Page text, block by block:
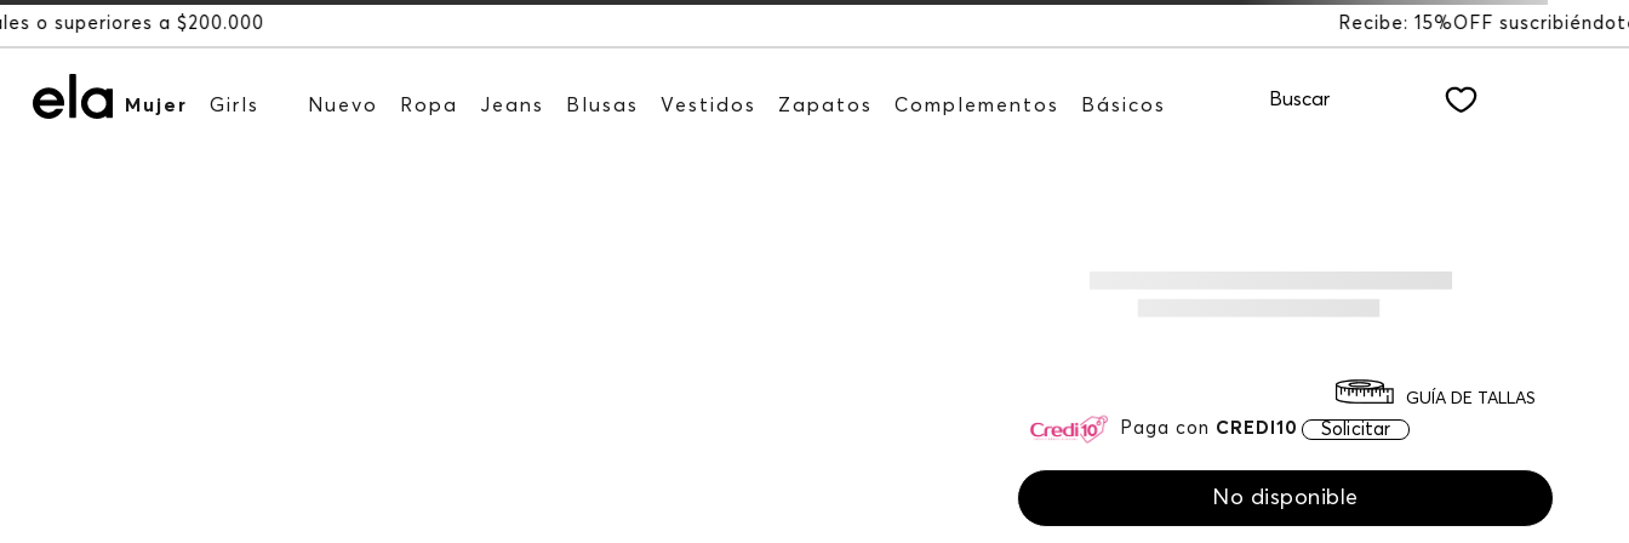
Recibe: 15%OFF suscribiéndote a nuestro NEWSLETTER
Mujer Girls Nuevo Ropa Jeans Blusas Vestidos Zapatos Complementos Básicos Buscar
Paga con CREDI10 Solicitar
GUÍA DE TALLAS
No disponible